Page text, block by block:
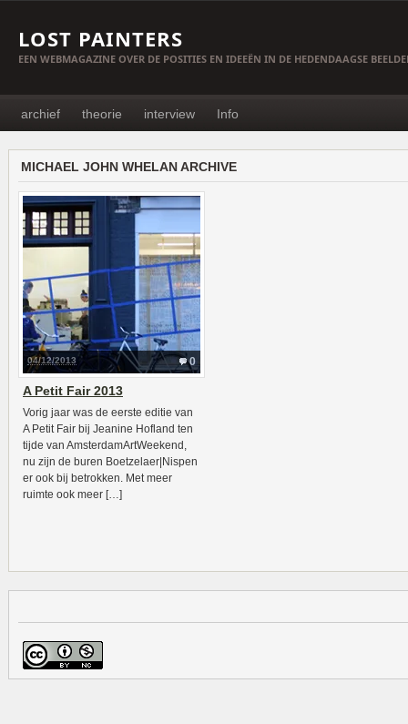
LOST PAINTERS
EEN WEBMAGAZINE OVER DE POSITIES EN IDEEËN IN DE HEDENDAAGSE
archief theorie interview Info
MICHAEL JOHN WHELAN ARCHIVE
0
04/12/2013
A Petit Fair 2013
Vorig jaar was de eerste editie van
A Petit Fair bij Jeanine Hofland ten
tijde van AmsterdamArtWeekend,
nu zijn de buren Boetzelaer|Nispen
er ook bij betrokken. Met meer
ruimte ook meer […]